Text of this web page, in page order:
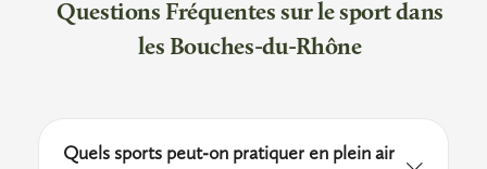
Questions Fréquentes sur le sport dans
les Bouches-du-Rhône
Quels sports peut-on pratiquer en plein air